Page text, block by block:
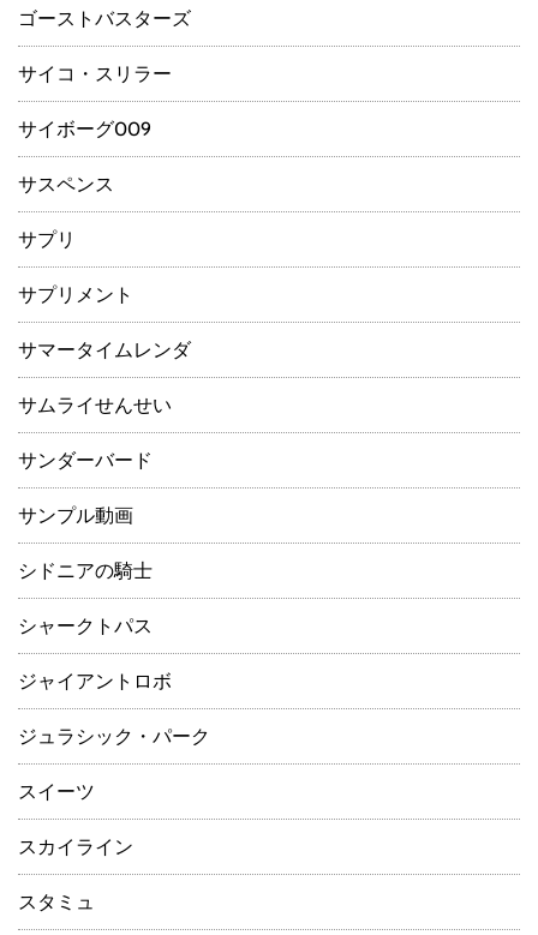
ゴーストバスターズ
サイコ・スリラー
サイボーグ009
サスペンス
サプリ
サプリメント
サマータイムレンダ
サムライせんせい
サンダーバード
サンプル動画
シドニアの騎士
シャークトパス
ジャイアントロボ
ジュラシック・パーク
スイーツ
スカイライン
スタミュ